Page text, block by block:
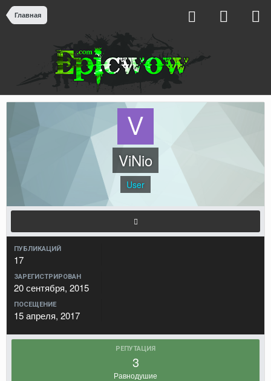
Главная
ViNio
User
ПУБЛИКАЦИЙ
17
ЗАРЕГИСТРИРОВАН
20 сентября, 2015
ПОСЕЩЕНИЕ
15 апреля, 2017
РЕПУТАЦИЯ
3
Равнодушие